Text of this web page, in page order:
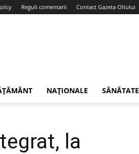
Reguli comentarii Contact Gazeta Oltului
NAȚIONALE SĂNĂTATE
la